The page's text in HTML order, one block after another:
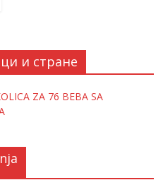
и стране
ZA 76 BEBA SA